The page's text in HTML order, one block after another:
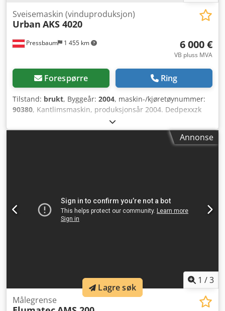
Pressbaum 1 455 km
Sveisemaskin (vinduproduksjon)
Urban AKS 4020
6 000 €
VB pluss MVA
Forespørre Ring
Tilstand: brukt, Byggeår: 2004, maskin-/kjøretøynummer:
90380, Kantlimsmaskin, produksjonsår 2004. Dedpexxzk
Annonse
1 /3
Målegrense
Lagre søk